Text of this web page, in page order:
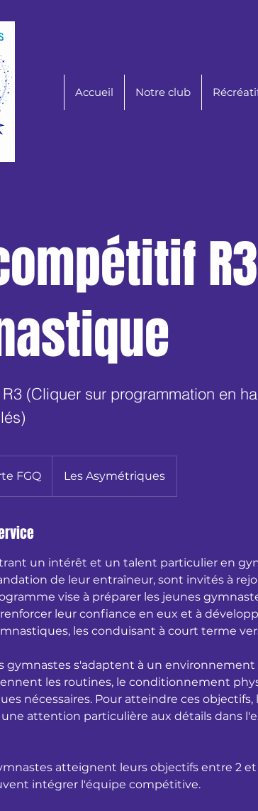
Accueil Notre club
(Cliquer sur programmation en
FGQ Les Asymétriques
un intérêt et un talent particulier en
de leur entraîneur, sont invités à
vise à préparer les jeunes
leur confiance en eux et à
les conduisant à court terme
gymnastes s'adaptent à un
les routines, le conditionnement
nécessaires. Pour atteindre ces
attention particulière aux détails dans
atteignent leurs objectifs entre 2
intégrer l'équipe compétitive.